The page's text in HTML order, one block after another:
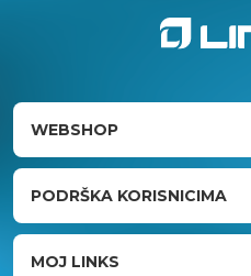
WEBSHOP
PODRŠKA KORISNICIMA
MOJ LINKS